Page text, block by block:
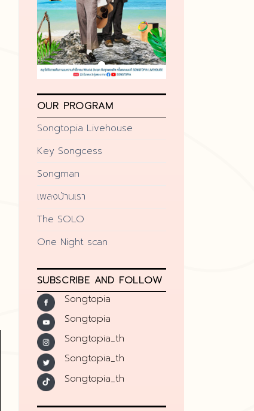
OUR PROGRAM
Songtopia Livehouse
Key Songcess
Songman
เพลงบ้านเรา
The SOLO
One Night scan
SUBSCRIBE AND FOLLOW
Songtopia
Songtopia
Songtopia_th
Songtopia_th
Songtopia_th